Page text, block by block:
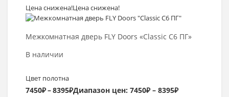
Цена снижена!Цена снижена!
Межкомнатная дверь FLY Doors «Classic C6 ПГ»
В наличии
Цвет полотна
7450₽–8395₽Диапазон цен: 7450₽ – 8395₽
Выбрать >